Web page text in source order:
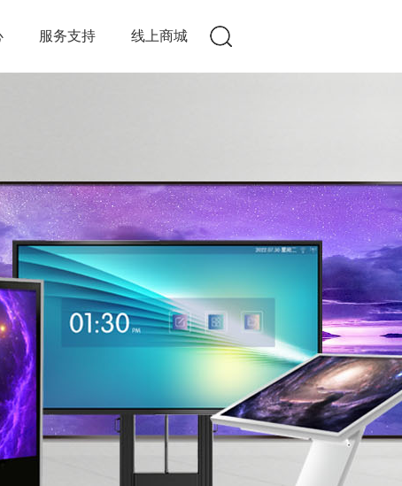
服务支持 线上商城